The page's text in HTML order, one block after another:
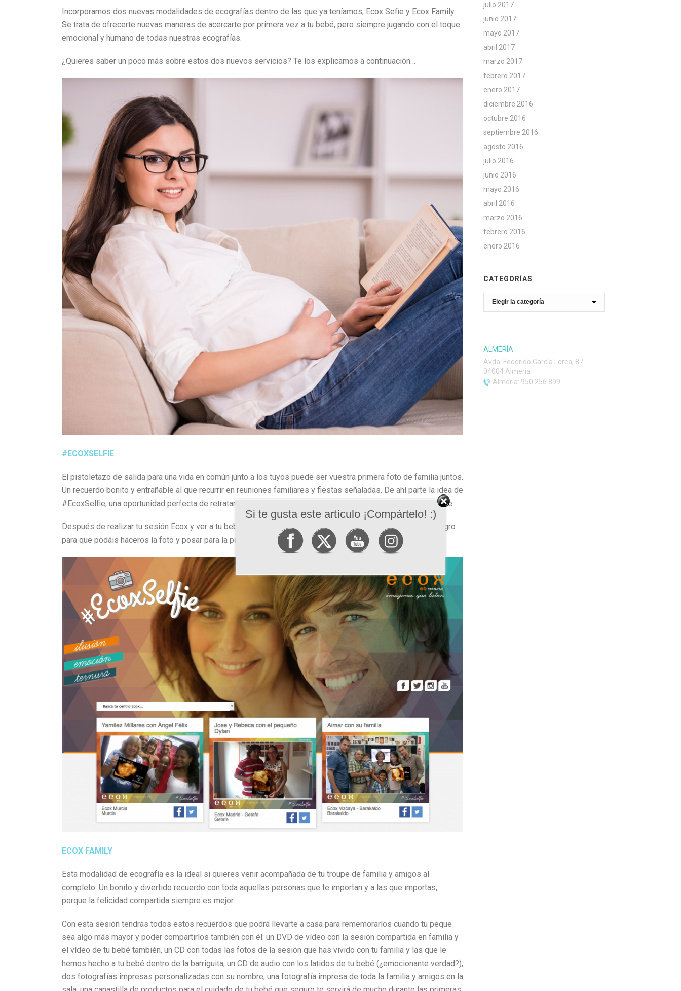
Incorporamos dos nuevas modalidades de ecografías dentro de las que ya teníamos; Ecox Sefie y Ecox Family.
Se trata de ofrecerte nuevas maneras de acercarte por primera vez a tu bebé, pero siempre jugando con el toque
emocional y humano de todas nuestras ecografías.
¿Quieres saber un poco más sobre estos dos nuevos servicios? Te los explicamos a continuación…
#ECOXSELFIE
El pistoletazo de salida para una vida en común junto a los tuyos puede ser vuestra primera foto de familia juntos.
Un recuerdo bonito y entrañable al que recurrir en reuniones familiares y fiestas señaladas. De ahí parte la idea de
#EcoxSelfie, una oportunidad perfecta de retratarte junto a la primera imagen de tu bebé en un simpático selfie.
Después de realizar tu sesión Ecox y ver a tu bebé por primera vez, os daremos un palo selfie y un panel negro
para que podáis haceros la foto y posar para la posteridad con la primera imagen de vuestro hijo.
ECOX FAMILY
Esta modalidad de ecografía es la ideal si quieres venir acompañada de tu troupe de familia y amigos al
completo. Un bonito y divertido recuerdo con toda aquellas personas que te importan y a las que importas,
porque la felicidad compartida siempre es mejor.
Con esta sesión tendrás todos estos recuerdos que podrá llevarte a casa para rememorarlos cuando tu peque
sea algo más mayor y poder compartirlos también con él: un DVD de vídeo con la sesión compartida en familia y
el vídeo de tu bebé también, un CD con todas las fotos de la sesión que has vivido con tu familia y las que le
hemos hecho a tu bebé dentro de la barriguita, un CD de audio con los latidos de tu bebé (¿emocionante verdad?),
dos fotografías impresas personalizadas con su nombre, una fotografía impresa de toda la familia y amigos en la
julio 2017
junio 2017
mayo 2017
abril 2017
marzo 2017
febrero 2017
enero 2017
diciembre 2016
octubre 2016
septiembre 2016
agosto 2016
julio 2016
junio 2016
mayo 2016
abril 2016
marzo 2016
febrero 2016
enero 2016
CATEGORÍAS
Categorías
ALMERÍA
Avda. Federido García Lorca, 87
04004 Almería
Almería: 950 256 899
Si te gusta este artículo ¡Compártelo! :)